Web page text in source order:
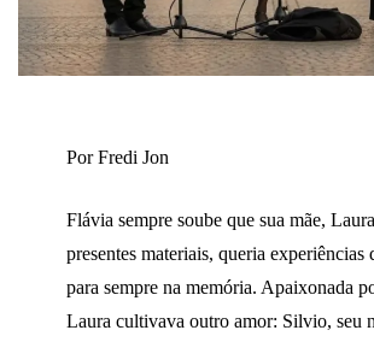
Por Fredi Jon
Flávia sempre soube que sua mãe,
presentes materiais, queria experiências
para sempre na memória. Apaixonada
Laura cultivava outro amor: Silvio, seu